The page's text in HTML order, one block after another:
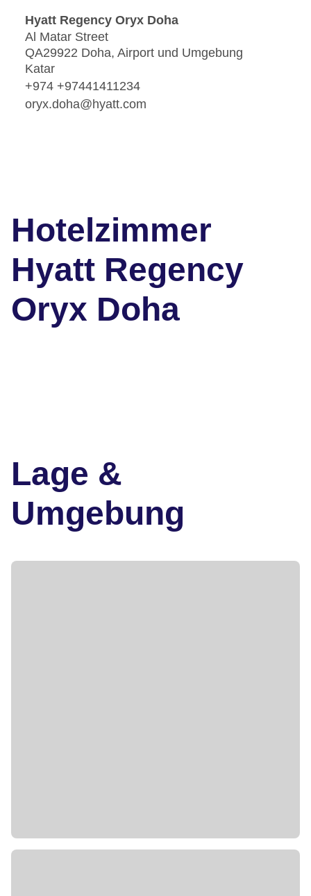
Hyatt Regency Oryx Doha
Al Matar Street
QA29922 Doha, Airport und Umgebung
Katar
+974 +97441411234
oryx.doha@hyatt.com
Hotelzimmer
Hyatt Regency
Oryx Doha
Lage &
Umgebung